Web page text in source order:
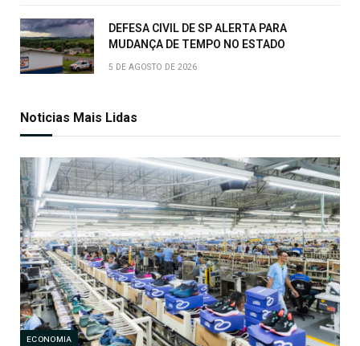
DEFESA CIVIL DE SP ALERTA PARA
MUDANÇA DE TEMPO NO ESTADO
5 DE AGOSTO DE 2026
Noticias Mais Lidas
ECONOMIA